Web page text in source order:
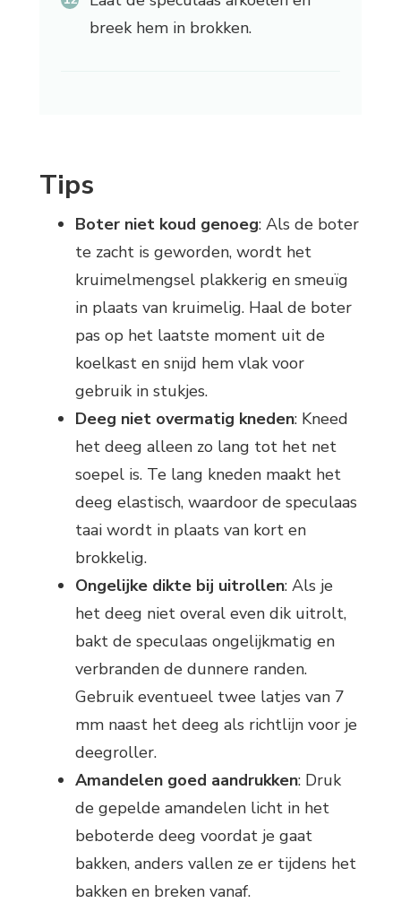
breek hem in brokken.
Tips
Boter niet koud genoeg: Als de boter
te zacht is geworden, wordt het
kruimelmengsel plakkerig en smeuïg
in plaats van kruimelig. Haal de boter
pas op het laatste moment uit de
koelkast en snijd hem vlak voor
gebruik in stukjes.
Deeg niet overmatig kneden: Kneed
het deeg alleen zo lang tot het net
soepel is. Te lang kneden maakt het
deeg elastisch, waardoor de speculaas
taai wordt in plaats van kort en
brokkelig.
Ongelijke dikte bij uitrollen: Als je
het deeg niet overal even dik uitrolt,
bakt de speculaas ongelijkmatig en
verbranden de dunnere randen.
Gebruik eventueel twee latjes van 7
mm naast het deeg als richtlijn voor je
deegroller.
Amandelen goed aandrukken: Druk
de gepelde amandelen licht in het
beboterde deeg voordat je gaat
bakken, anders vallen ze er tijdens het
bakken en breken vanaf.